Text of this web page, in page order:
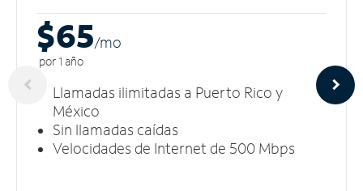
$65/mo
por 1 año
Llamadas ilimitadas a Puerto Rico y
México
Sin llamadas caídas
Velocidades de Internet de 500 Mbps